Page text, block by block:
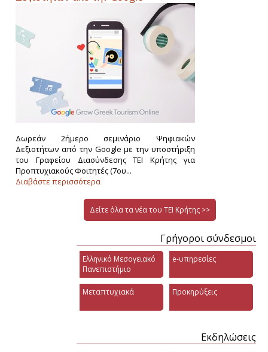
Δωρεάν 2ήμερο σεμινάριο Ψηφιακών
Δεξιοτήτων από την Google με την υποστήριξη
του Γραφείου Διασύνδεσης ΤΕΙ Κρήτης για
Προπτυχιακούς Φοιτητές (7ου...
Διαβάστε περισσότερα
Δείτε όλα τα νέα του ΤΕΙ Κρήτης >>
Γρήγοροι σύνδεσμοι
Ελληνικό Μεσογειακό
Πανεπιστήμιο
e-υπηρεσίες
Μεταπτυχιακά Προκηρύξεις
Εκδηλώσεις